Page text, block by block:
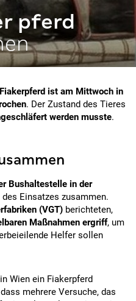
pferd
Fiakerpferd ist am Mittwoch in
. Der Zustand des Tieres
werden musste.
Bushaltestelle in der
Einsatzes zusammen.
(VGT) berichteten,
Maßnahmen ergriff, um
Helfer sollen
Wien ein Fiakerpferd
mehrere Versuche, das